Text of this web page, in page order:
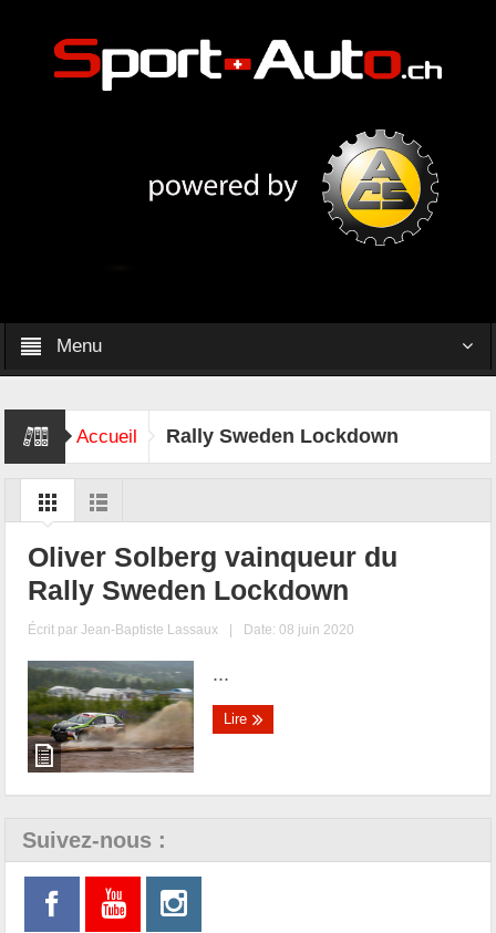
Menu
Accueil Rally Sweden Lockdown
Oliver Solberg vainqueur du
Rally Sweden Lockdown
Écrit parJean-Baptiste Lassaux | Date: 08 juin 2020
...
Lire
Suivez-nous :